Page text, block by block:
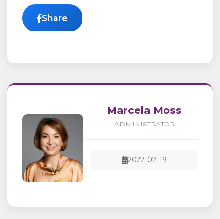
Marcela Moss
ADMINISTRATOR
2022-02-19
Share